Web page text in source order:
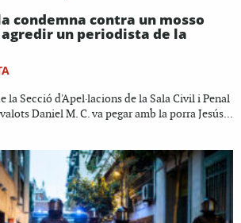
condemna contra un mosso
un periodista de la
la Secció d'Apel·lacions de la Sala Civil i Penal
Daniel M. C. va pegar amb la porra Jesús...